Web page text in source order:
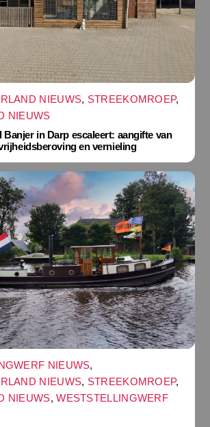
NIEUWS, STREEKOMROEP,
NIEUWS
Banjer in Darp escaleert: aangifte van
en vernieling
NIEUWS,
NIEUWS, STREEKOMROEP,
NIEUWS,WESTSTELLINGWERF